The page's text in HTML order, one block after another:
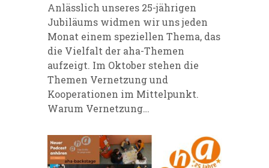
Anlässlich unseres 25-jährigen
Jubiläums widmen wir uns jeden
Monat einem speziellen Thema, das
die Vielfalt der aha-Themen
aufzeigt. Im Oktober stehen die
Themen Vernetzung und
Kooperationen im Mittelpunkt.
Warum Vernetzung…